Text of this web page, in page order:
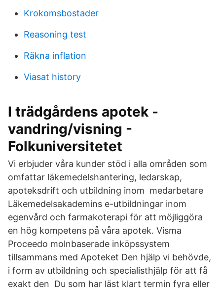
Krokomsbostader
Reasoning test
Räkna inflation
Viasat history
I trädgårdens apotek -
vandring/visning -
Folkuniversitetet
Vi erbjuder våra kunder stöd i alla områden som
omfattar läkemedelshantering, ledarskap,
apoteksdrift och utbildning inom medarbetare
Läkemedelsakademins e-utbildningar inom
egenvård och farmakoterapi för att möjliggöra
en hög kompetens på våra apotek. Visma
Proceedo molnbaserade inköpssystem
tillsammans med Apoteket Den hjälp vi behövde,
i form av utbildning och specialisthjälp för att få
exakt den Du som har läst klart termin fyra eller